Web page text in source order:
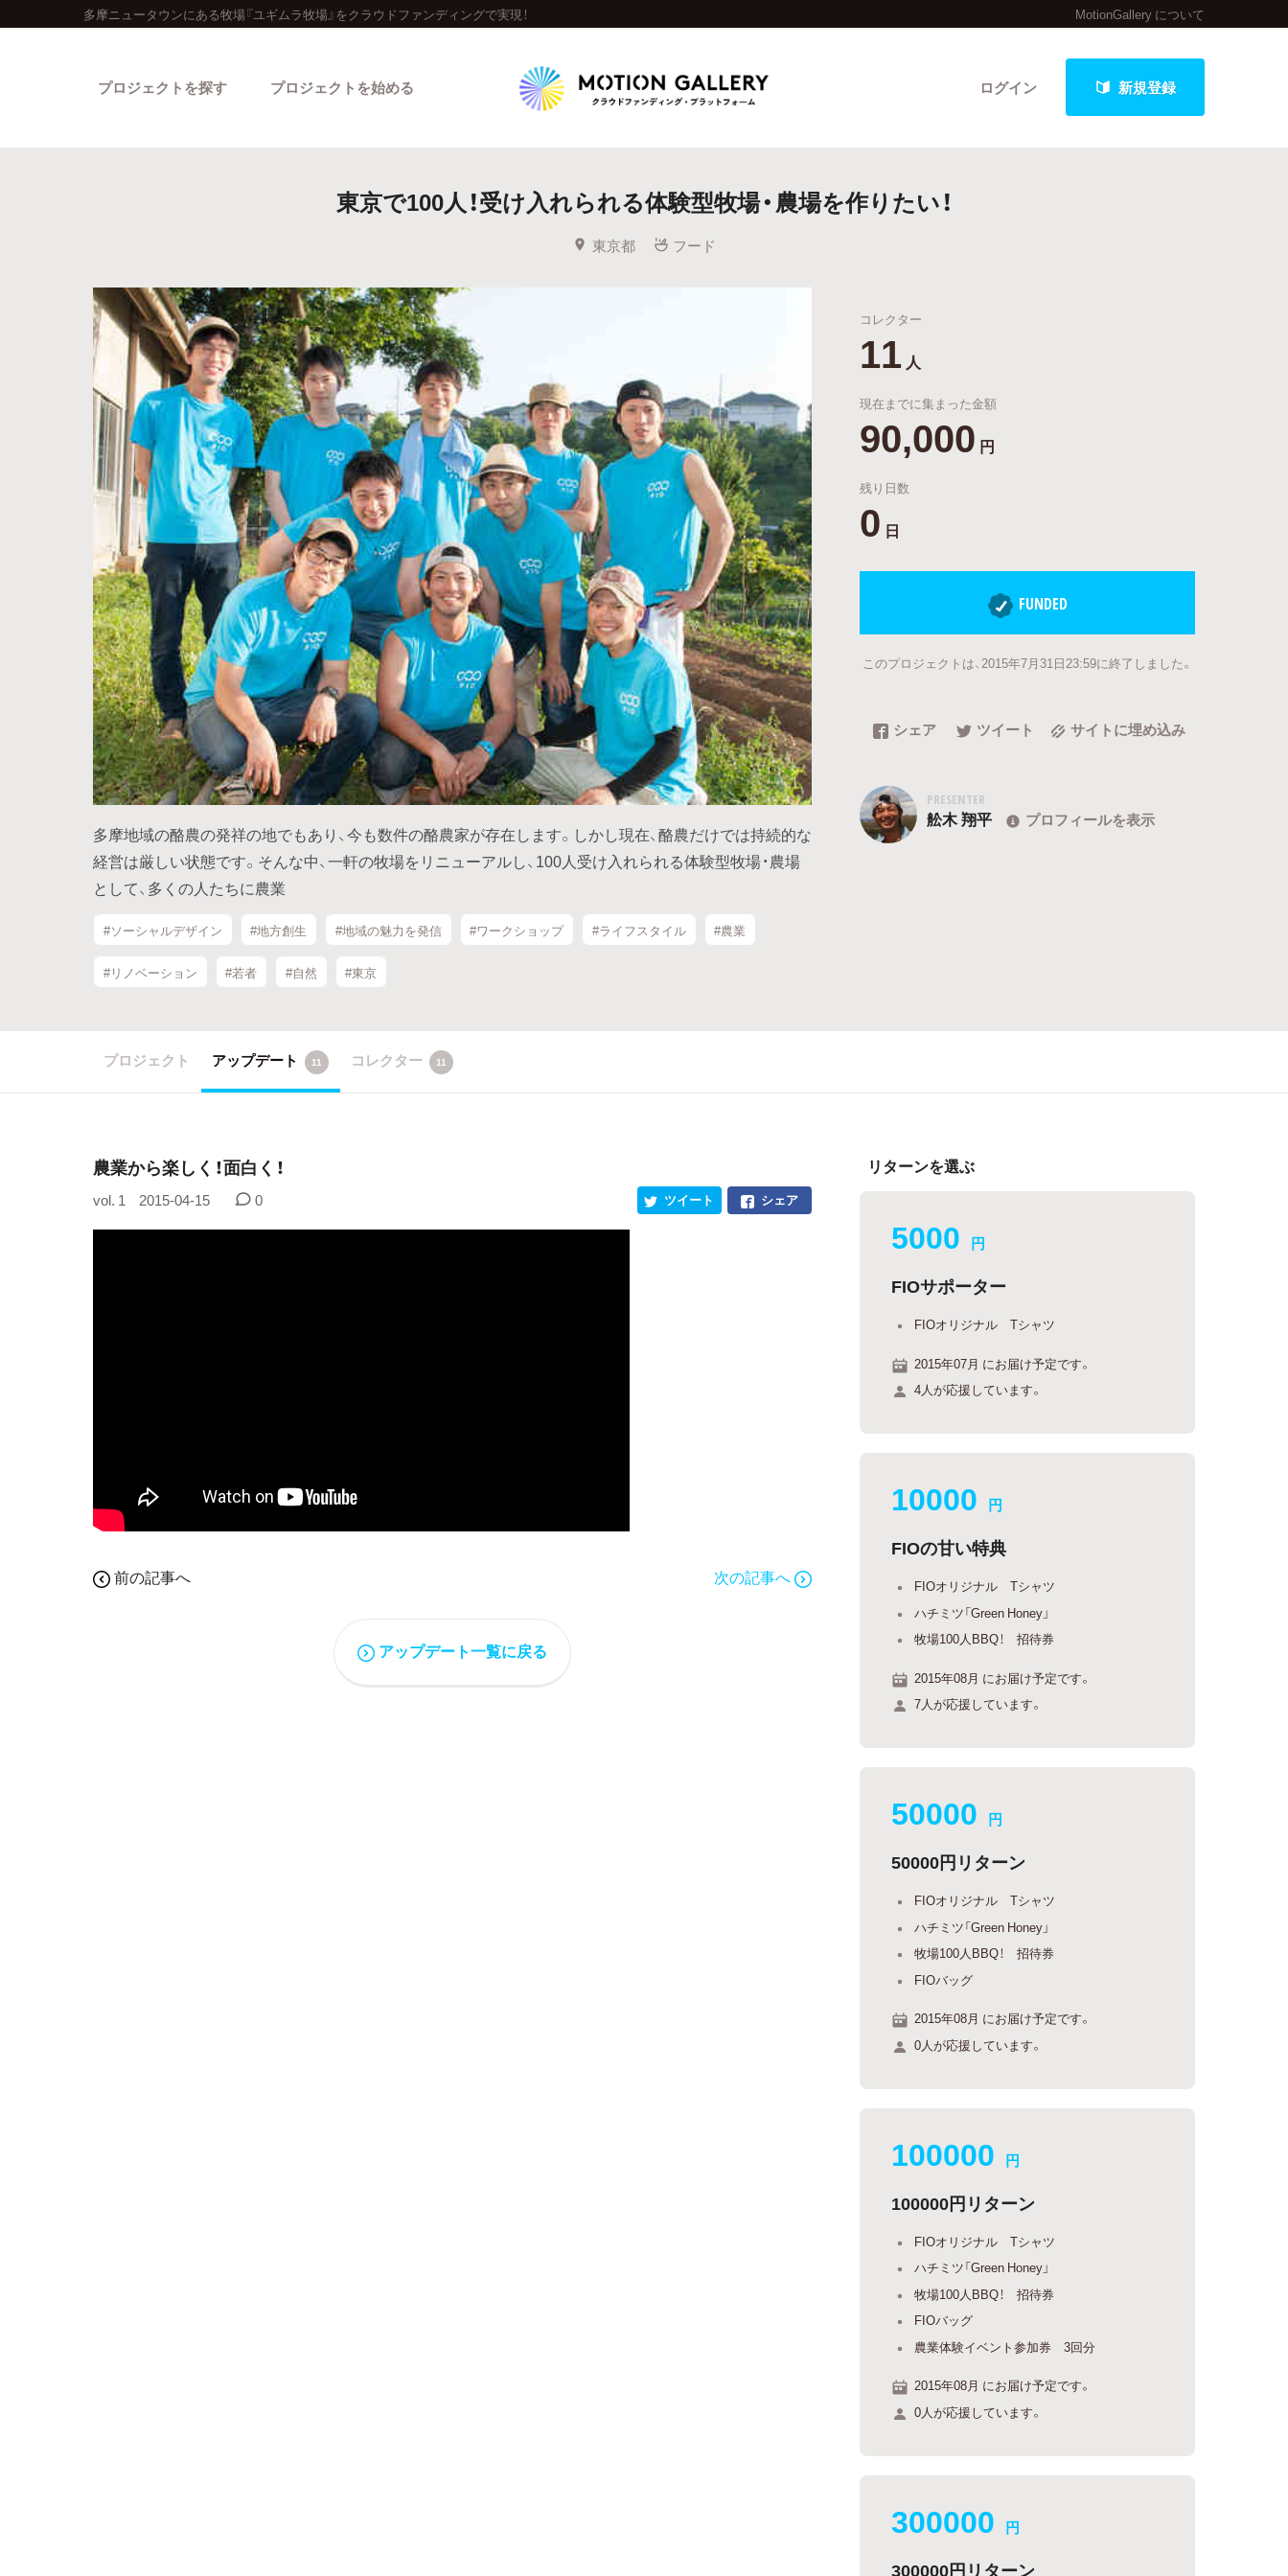
多摩ニュータウンにある牧場『ユギムラ牧場』をクラウドファンディングで実現！ MotionGallery について
ログイン 新規登録
プロジェクトを探す
人気のプロジェクト 新着プロジェクト 終了間近のプロジェクト
カテゴリーから探す タグから探す 最新進捗報告から探す
Legendary
最新達成プロジェクト 調達額が大きいプロジェクト
プロジェクトを始める
東京で100人！受け入れられる体験型牧場・農場を作りたい！
東京都 フード
多摩地域の酪農の発祥の地でもあり、今も数件の酪農家が存在します。しかし現在、酪農だけでは持続的な
経営は厳しい状態です。そんな中、一軒の牧場をリニューアルし、100人受け入れられる体験型牧場・農場
として、多くの人たちに農業
#ソーシャルデザイン #地方創生 #地域の魅力を発信 #ワークショップ #ライフスタイル #農業
#リノベーション #若者 #自然 #東京
コレクター
11 人
現在までに集まった金額
90,000 円
残り日数
0 日
FUNDED
このプロジェクトは、2015年7月31日23:59に終了しました。
シェア ツイート サイトに埋め込み
PRESENTER
舩木 翔平 プロフィールを表示
プロジェクト アップデート 11 コレクター 11
農業から楽しく！面白く！
vol. 1 2015-04-15 0 シェア
ツイート
前の記事へ 次の記事へ
アップデート一覧に戻る
リターンを選ぶ
5000 円
FIOサポーター
FIOオリジナル Tシャツ
2015年07月 にお届け予定です。
4人が応援しています。
10000 円
FIOの甘い特典
FIOオリジナル Tシャツ
ハチミツ「Green Honey」
牧場100人BBQ！ 招待券
2015年08月 にお届け予定です。
7人が応援しています。
50000 円
50000円リターン
FIOオリジナル Tシャツ
ハチミツ「Green Honey」
牧場100人BBQ！ 招待券
FIOバッグ
2015年08月 にお届け予定です。
0人が応援しています。
100000 円
100000円リターン
FIOオリジナル Tシャツ
ハチミツ「Green Honey」
牧場100人BBQ！ 招待券
FIOバッグ
農業体験イベント参加券 3回分
2015年08月 にお届け予定です。
0人が応援しています。
300000 円
300000円リターン